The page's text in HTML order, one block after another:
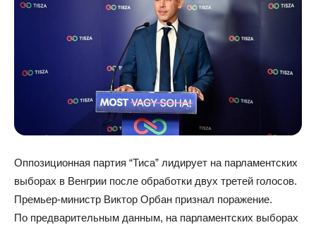
Оппозиционная партия “Тиса” лидирует на парламентских
выборах в Венгрии после обработки двух третей голосов.
Премьер-министр Виктор Орбан признал поражение.
По предварительным данным, на парламентских выборах